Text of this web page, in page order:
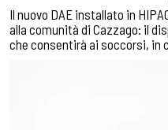
Il nuovo DAE installato in
alla comunità di Cazzago: il
che consentirà ai soccorsi, in